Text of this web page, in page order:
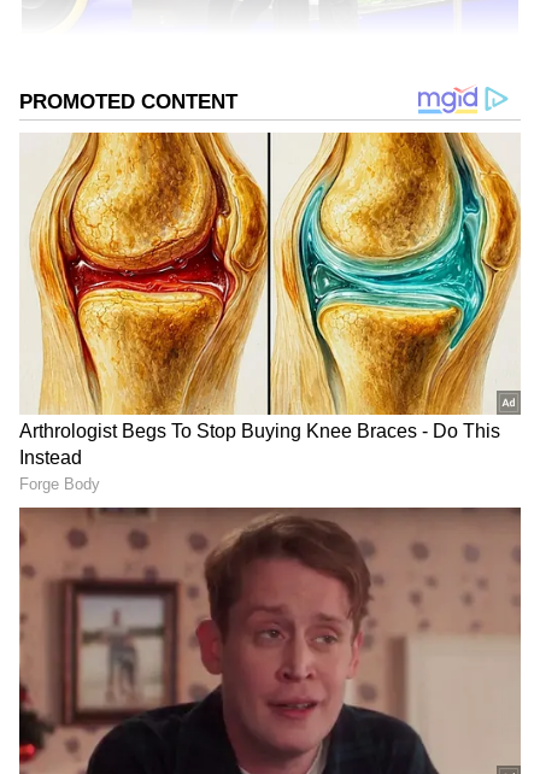
நடிகை நயன்தாராவும் அவருடைய நீண்ட
நாள் காதலன் விக்னேஷ் சிவனும் கடந்த
2022-ம் ஆண்டு திருமணம்
செய்துகொண்டனர். இந்த ஜோடிக்கு உயிர்,
உலக் என இரட்டை ஆண் குழந்தைகளும்
உள்ளன.
ஏசியாநெட் தமிழ்-ஐ உங்கள் முதன்மைத்